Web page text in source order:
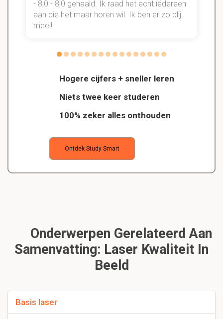
Hogere cijfers + sneller leren
Niets twee keer studeren
100% zeker alles onthouden
Ontdek Study Smart
- 8,0 - 8,0 gehaald. Ik raad het echt íédereen
aan die het maar horen wil. Ik ben er zo blij
mee!!
Onderwerpen Gerelateerd Aan
Samenvatting: Laser Kwaliteit In
Beeld
Basis laser